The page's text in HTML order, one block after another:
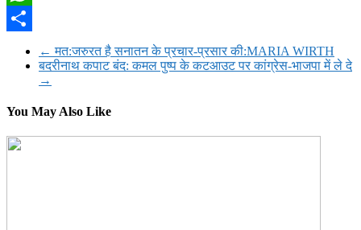
WhatsApp
← मत:जरुरत है सनातन के प्रचार-प्रसार की:MARIA WIRTH
बदरीनाथ कपाट बंद: कमल पुष्प के कटआउट पर कांग्रेस-भाजपा में ले दे
→
You May Also Like